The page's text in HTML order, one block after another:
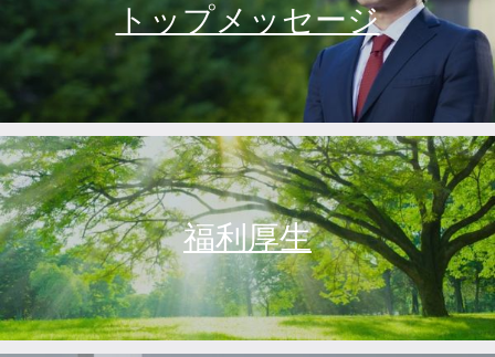
トップメッセージ
福利厚生